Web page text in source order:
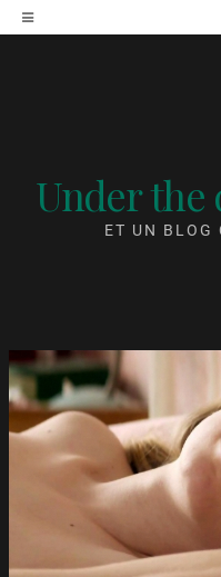
Accéder
au
Under the
ET UN BLOG